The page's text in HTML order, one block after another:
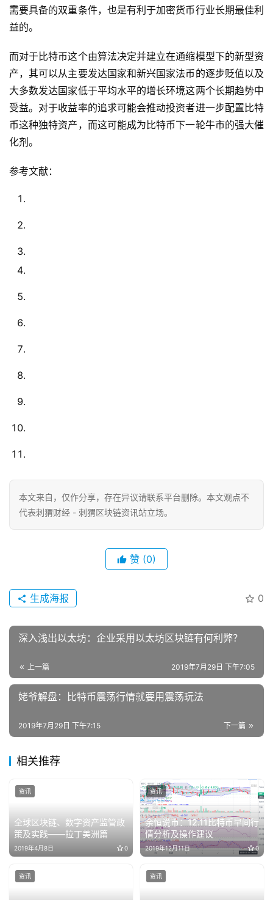
需要具备的双重条件，也是有利于加密货币行业长期最佳利
益的。
而对于比特币这个由算法决定并建立在通缩模型下的新型资
产，其可以从主要发达国家和新兴国家法币的逐步贬值以及
大多数发达国家低于平均水平的增长环境这两个长期趋势中
受益。对于收益率的追求可能会推动投资者进一步配置比特
币这种独特资产，而这可能成为比特币下一轮牛市的强大催
化剂。
参考文献：
本文来自 ，仅作分享，存在异议请联系平台删除。本文观点不
代表刺猬财经 - 刺猬区块链资讯站立场。
赞 (0)
0
生成海报
深入浅出以太坊：企业采用以太坊区块链有何利弊？
上一篇 2019年7月29日 下午7:05
姥爷解盘：比特币震荡行情就要用震荡玩法
下一篇
2019年7月29日 下午7:15
相关推荐
全球区块链、数字资产监管政
策及实践——拉丁美洲篇
2019年4月8日 0
资讯
余恒说币：12.11比特币早间行
情分析及操作建议
2019年12月11日 0
资讯
资讯 资讯